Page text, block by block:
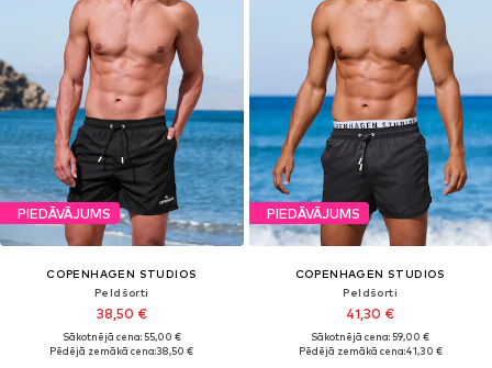
PIEDĀVĀJUMS
COPENHAGEN STUDIOS
Peldšorti
38,50 €
Sākotnējā cena: 55,00 €
Pēdējā zemākā cena:38,50 €
PIEDĀVĀJUMS
COPENHAGEN STUDIOS
Peldšorti
41,30 €
Sākotnējā cena: 59,00 €
Pēdējā zemākā cena:41,30 €